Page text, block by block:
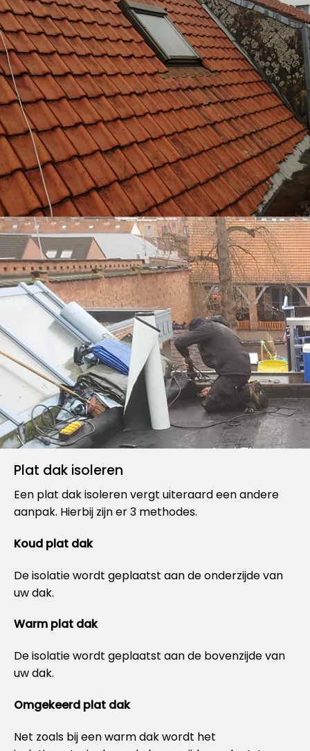
Plat dak isoleren
Een plat dak isoleren vergt uiteraard een andere
aanpak. Hierbij zijn er 3 methodes.
Koud plat dak
De isolatie wordt geplaatst aan de onderzijde van
uw dak.
Warm plat dak
De isolatie wordt geplaatst aan de bovenzijde van
uw dak.
Omgekeerd plat dak
Net zoals bij een warm dak wordt het